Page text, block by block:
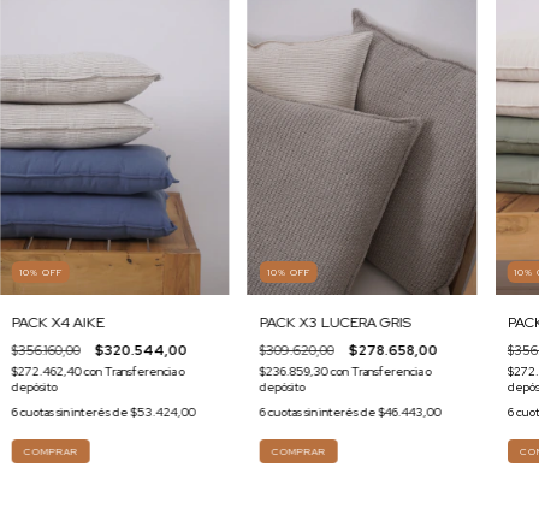
10% OFF
PACK X4 AIKE
$356.160,00 $320.544,00
$272.462,40conTransferencia o
depósito
6cuotas sin interés de$53.424,00
10% OFF
PACK X3 LUCERA GRIS
$309.620,00 $278.658,00
$236.859,30conTransferencia o
depósito
6cuotas sin interés de$46.443,00
10%
6